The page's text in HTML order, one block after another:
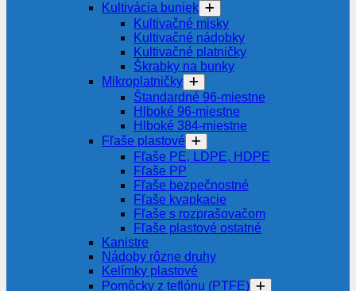
Kultivácia buniek
Kultivačné misky
Kultivačné nádobky
Kultivačné platničky
Škrabky na bunky
Mikroplatničky
Štandardné 96-miestne
Hlboké 96-miestne
Hlboké 384-miestne
Fľaše plastové
Fľaše PE, LDPE, HDPE
Fľaše PP
Fľaše bezpečnostné
Fľaše kvapkacie
Fľaše s rozprašovačom
Fľaše plastové ostatné
Kanistre
Nádoby rôzne druhy
Kelímky plastové
Pomôcky z teflónu (PTFE)